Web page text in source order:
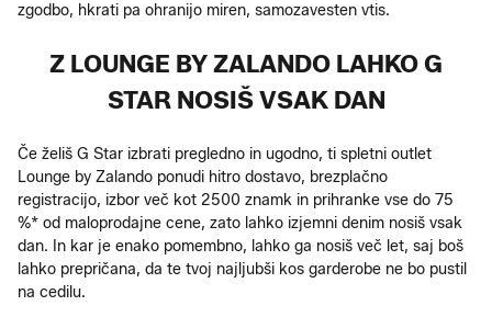
zgodbo, hkrati pa ohranijo miren, samozavesten vtis.
Z LOUNGE BY ZALANDO LAHKO G
STAR NOSIŠ VSAK DAN
Če želiš G Star izbrati pregledno in ugodno, ti spletni outlet
Lounge by Zalando ponudi hitro dostavo, brezplačno
registracijo, izbor več kot 2500 znamk in prihranke vse do 75
%* od maloprodajne cene, zato lahko izjemni denim nosiš vsak
dan. In kar je enako pomembno, lahko ga nosiš več let, saj boš
lahko prepričana, da te tvoj najljubši kos garderobe ne bo pustil
na cedilu.